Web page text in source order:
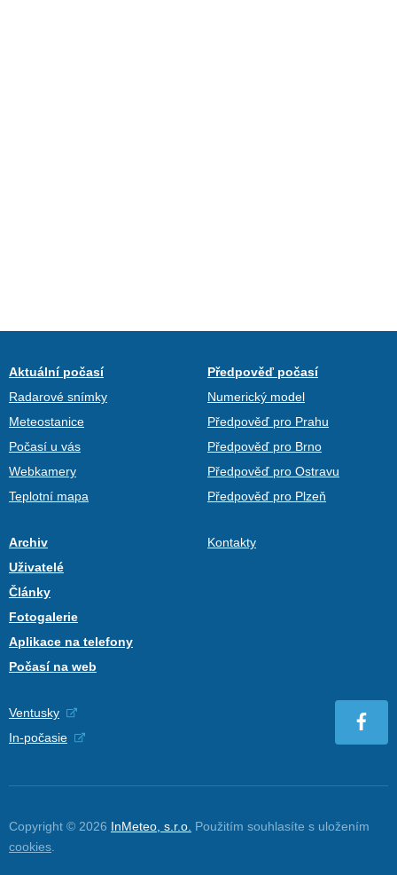
Aktuální počasí
Radarové snímky
Meteostanice
Počasí u vás
Webkamery
Teplotní mapa
Předpověď počasí
Numerický model
Předpověď pro Prahu
Předpověď pro Brno
Předpověď pro Ostravu
Předpověď pro Plzeň
Archiv
Uživatelé
Články
Fotogalerie
Aplikace na telefony
Počasí na web
Kontakty
Ventusky
In-počasie
Copyright © 2026 InMeteo, s.r.o. Použitím souhlasíte s uložením
cookies